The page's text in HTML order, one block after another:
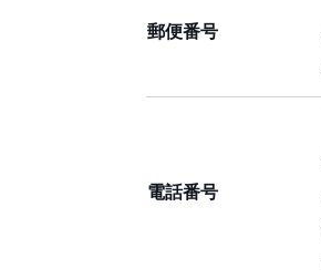
郵便番号
電話番号